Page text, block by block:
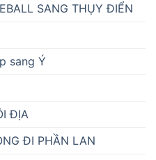
SANG THỤY ĐIỂN
sang Ý
ĐỊA
ĐI PHẦN LAN